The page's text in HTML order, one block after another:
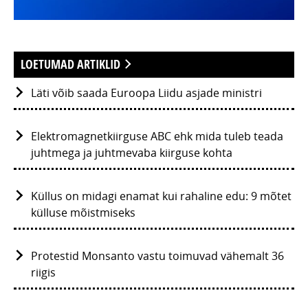
LOETUMAD ARTIKLID
Läti võib saada Euroopa Liidu asjade ministri
Elektromagnetkiirguse ABC ehk mida tuleb teada
juhtmega ja juhtmevaba kiirguse kohta
Küllus on midagi enamat kui rahaline edu: 9 mõtet
külluse mõistmiseks
Protestid Monsanto vastu toimuvad vähemalt 36
riigis